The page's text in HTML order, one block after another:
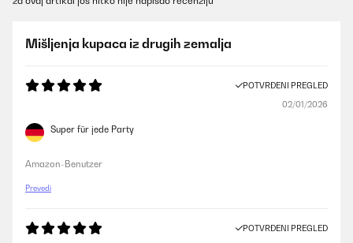
Mišljenja kupaca iz drugih zemalja
POTVRĐENI PREGLED
02/01/2026
Super für jede Party
Amazon-Benutzer
Prevedi
POTVRĐENI PREGLED